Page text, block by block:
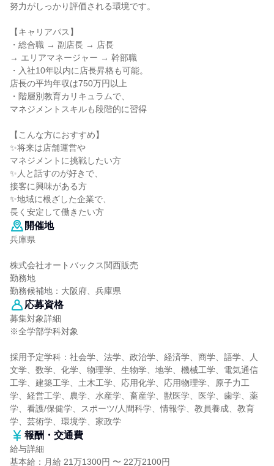
努力がしっかり評価される環境です。
【キャリアパス】
・総合職 → 副店長 → 店長
→ エリアマネージャー → 幹部職
・入社10年以内に店長昇格も可能。
店長の平均年収は750万円以上
・階層別教育カリキュラムで、
マネジメントスキルも段階的に習得
【こんな方におすすめ】
✨将来は店舗運営や
マネジメントに挑戦したい方
✨人と話すのが好きで、
接客に興味がある方
✨地域に根ざした企業で、
長く安定して働きたい方
開催地
兵庫県
株式会社オートバックス関西販売
勤務地
勤務候補地：大阪府、兵庫県
応募資格
募集対象詳細
※全学部学科対象
採用予定学科：社会学、法学、政治学、経済学、商学、語学、人
文学、数学、化学、物理学、生物学、地学、機械工学、電気通信
工学、建築工学、土木工学、応用化学、応用物理学、原子力工
学、経営工学、農学、水産学、畜産学、獣医学、医学、歯学、薬
学、看護/保健学、スポーツ/人間科学、情報学、教員養成、教育
学、芸術学、環境学、家政学
報酬・交通費
給与詳細
基本給：月給 21万1300円 〜 22万2100円